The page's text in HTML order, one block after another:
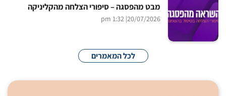
מבט מהפסגה – סיפורי הצלחה מהקליניקה
20/07/2026
| 1:32 pm
לכל המאמרים